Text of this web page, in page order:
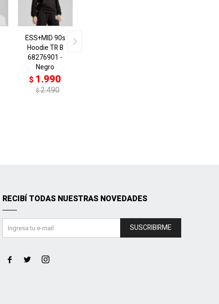
ESS+MID 90s
Hoodie TR B
68276901 -
Negro
$ 1.990
$2.490
RECIBÍ TODAS NUESTRAS NOVEDADES
SUSCRIBIRME
  